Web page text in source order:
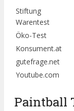
Stiftung
Warentest
Öko-Test
Konsument.at
gutefrage.net
Youtube.com
Paintball